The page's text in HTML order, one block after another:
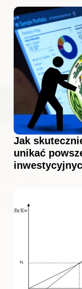
Jak
unikać